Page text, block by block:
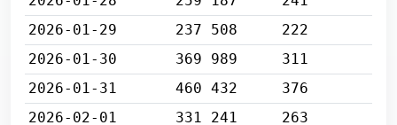
2026-01-29
237 508
222
2026-01-30
369 989
311
2026-01-31
460 432
376
2026-02-01
331 241
263